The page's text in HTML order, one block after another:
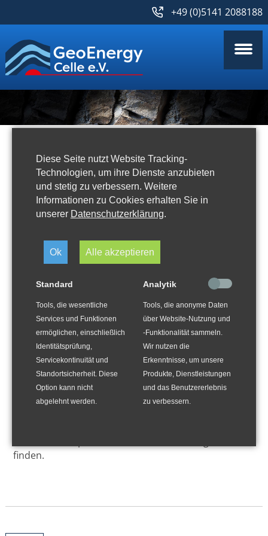
+49 (0)5141 2088188
Aktuelles
Celle Drilling am 14.09.2021
finden.
Diese Seite nutzt Website Tracking-
Technologien, um ihre Dienste anzubieten
und stetig zu verbessern. Weitere
Informationen zu Cookies erhalten Sie in
unserer Datenschutzerklärung.
Ok Alle akzeptieren
Standard
Tools, die wesentliche
Services und Funktionen
ermöglichen, einschließlich
Identitätsprüfung,
Servicekontinuität und
Standortsicherheit. Diese
Option kann nicht
abgelehnt werden.
Analytik
Tools, die anonyme Daten
über Website-Nutzung und
-Funktionalität sammeln.
Wir nutzen die
Erkenntnisse, um unsere
Produkte, Dienstleistungen
und das Benutzererlebnis
zu verbessern.